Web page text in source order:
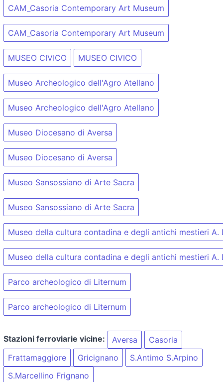
CAM_Casoria Contemporary Art Museum
CAM_Casoria Contemporary Art Museum
MUSEO CIVICO MUSEO CIVICO
Museo Archeologico dell'Agro Atellano
Museo Archeologico dell'Agro Atellano
Museo Diocesano di Aversa
Museo Diocesano di Aversa
Museo Sansossiano di Arte Sacra
Museo Sansossiano di Arte Sacra
Museo della cultura contadina e degli antichi mestieri A.
Museo della cultura contadina e degli antichi mestieri A.
Parco archeologico di Liternum
Parco archeologico di Liternum
Stazioni ferroviarie vicine: Aversa
Casoria
Frattamaggiore
Gricignano
S.Antimo S.Arpino
S.Marcellino Frignano